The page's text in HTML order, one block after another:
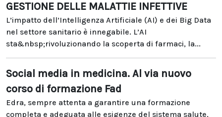
GESTIONE DELLE MALATTIE INFETTIVE
L’impatto dell’Intelligenza Artificiale (AI) e dei Big Data
nel settore sanitario è innegabile. L’AI
sta&nbsp;rivoluzionando la scoperta di farmaci, la...
Social media in medicina. Al via nuovo
corso di formazione Fad
Edra, sempre attenta a garantire una formazione
completa e adeguata alle esigenze del sistema salute,